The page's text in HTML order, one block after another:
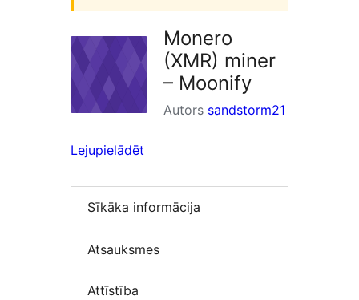
Monero
(XMR) miner
– Moonify
Autors sandstorm21
Lejupielādēt
Sīkāka informācija
Atsauksmes
Attīstība